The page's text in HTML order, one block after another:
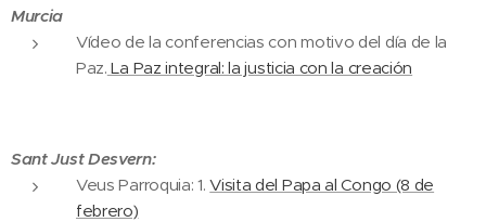
Murcia
Vídeo de la conferencias con motivo del día de la
Paz. La Paz integral: la justicia con la creación
Sant Just Desvern:
Veus Parroquia: 1.Visita del Papa al Congo (8 de
febrero)